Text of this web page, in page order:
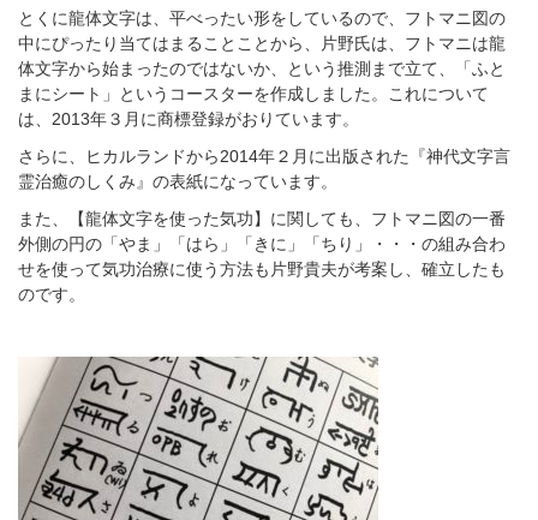
とくに龍体文字は、平べったい形をしているので、フトマニ図の
中にぴったり当てはまることことから、片野氏は、フトマニは龍
体文字から始まったのではないか、という推測まで立て、「ふと
まにシート」というコースターを作成しました。これについて
は、2013年３月に商標登録がおりています。
さらに、ヒカルランドから2014年２月に出版された『神代文字言
霊治癒のしくみ』の表紙になっています。
また、【龍体文字を使った気功】に関しても、フトマニ図の一番
外側の円の「やま」「はら」「きに」「ちり」・・・の組み合わ
せを使って気功治療に使う方法も片野貴夫が考案し、確立したも
のです。